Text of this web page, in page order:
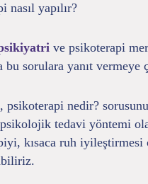
nasıl yapılır?
ve psikoterapi
bu sorulara yanıt vermeye
psikoterapi nedir?
tedavi yöntemi
kısaca ruh iyileştirmesi